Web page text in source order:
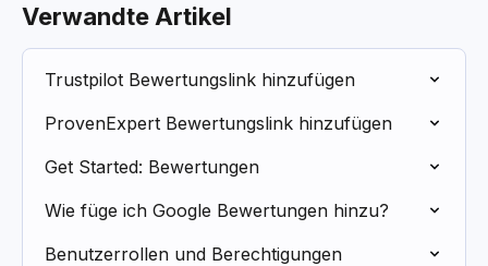
Verwandte Artikel
Trustpilot Bewertungslink hinzufügen
ProvenExpert Bewertungslink hinzufügen
Get Started: Bewertungen
Wie füge ich Google Bewertungen hinzu?
Benutzerrollen und Berechtigungen